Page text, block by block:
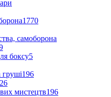
1770
самоборона
боксу5
груші196
26
мистецтв196